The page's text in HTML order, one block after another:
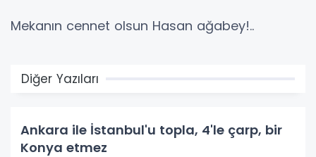
Mekanın cennet olsun Hasan ağabey!..
Diğer Yazıları
Ankara ile İstanbul'u topla, 4'le çarp, bir
Konya etmez